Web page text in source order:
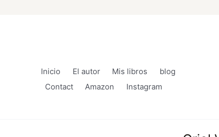
Inicio El autor Mis libros
blog
Contact
Amazon Instagram